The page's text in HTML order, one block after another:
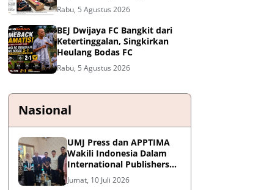
Rabu, 5 Agustus 2026
BEJ Dwijaya FC Bangkit dari
Ketertinggalan, Singkirkan
Heulang Bodas FC
Rabu, 5 Agustus 2026
Nasional
UMJ Press dan APPTIMA
Wakili Indonesia Dalam
International Publishers
Congress 2026 di Malaysia
Jumat, 10 Juli 2026